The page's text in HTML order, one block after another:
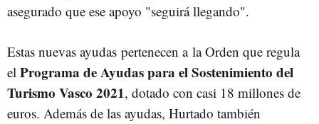
asegurado que ese apoyo "seguirá llegando".
Estas nuevas ayudas pertenecen a la Orden que regula
el Programa de Ayudas para el Sostenimiento del
Turismo Vasco 2021, dotado con casi 18 millones de
euros. Además de las ayudas, Hurtado también